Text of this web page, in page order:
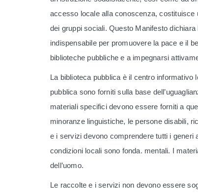
accesso locale alla conoscenza, costituisce
dei gruppi sociali. Questo Manifesto
indispensabile per promuovere la pace e il
biblioteche pubbliche e a impegnarsi
La biblioteca pubblica è il centro
pubblica sono forniti sulla base
materiali specifici devono essere forniti a
minoranze linguistiche, le persone disabili,
e i servizi devono comprendere tutti i generi
condizioni locali sono fonda. mentali. I
dell’uomo.
Le raccolte e i servizi non devono essere